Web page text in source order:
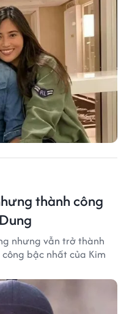
thành công
nhưng vẫn trở thành
bậc nhất của Kim